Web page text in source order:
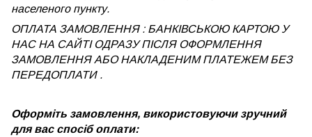
населеного пункту.
ОПЛАТА ЗАМОВЛЕННЯ : БАНКІВСЬКОЮ КАРТОЮ У
НАС НА САЙТІ ОДРАЗУ ПІСЛЯ ОФОРМЛЕННЯ
ЗАМОВЛЕННЯ АБО НАКЛАДЕНИМ ПЛАТЕЖЕМБЕЗ
ПЕРЕДОПЛАТИ .
Оформіть замовлення, використовуючи зручний
для вас спосіб оплати: